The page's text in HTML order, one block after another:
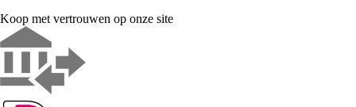
Koop met vertrouwen op onze site